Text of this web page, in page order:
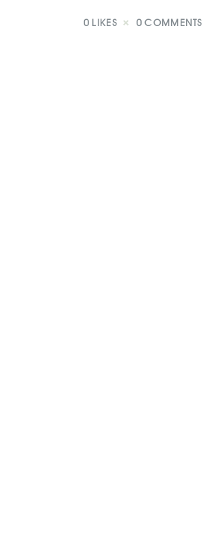
0 LIKES 0 COMMENTS